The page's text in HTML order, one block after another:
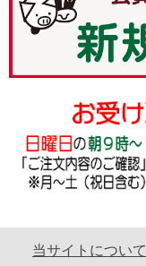
当サイトについて